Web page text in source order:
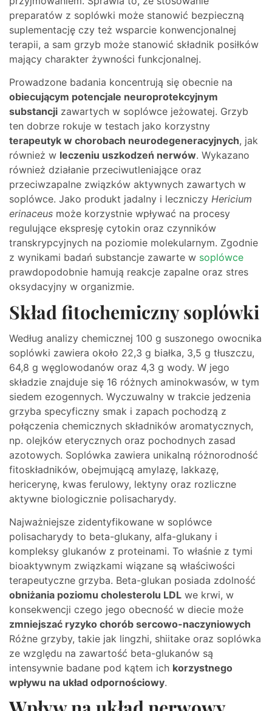
preparatów z soplówki może stanowić bezpieczną
suplementację czy też wsparcie konwencjonalnej
terapii, a sam grzyb może stanowić składnik posiłków
mający charakter żywności funkcjonalnej.
Prowadzone badania koncentrują się obecnie na
obiecującym potencjale neuroprotekcyjnym
substancji zawartych w soplówce jeżowatej. Grzyb
ten dobrze rokuje w testach jako korzystny
terapeutyk w chorobach neurodegeneracyjnych, jak
również w leczeniu uszkodzeń nerwów. Wykazano
również działanie przeciwutleniające oraz
przeciwzapalne związków aktywnych zawartych w
soplówce. Jako produkt jadalny i leczniczy Hericium
erinaceus może korzystnie wpływać na procesy
regulujące ekspresję cytokin oraz czynników
transkrypcyjnych na poziomie molekularnym. Zgodnie
z wynikami badań substancje zawarte w soplówce
prawdopodobnie hamują reakcje zapalne oraz stres
oksydacyjny w organizmie.
Skład fitochemiczny soplówki
Według analizy chemicznej 100 g suszonego owocnika
soplówki zawiera około 22,3 g białka, 3,5 g tłuszczu,
64,8 g węglowodanów oraz 4,3 g wody. W jego
składzie znajduje się 16 różnych aminokwasów, w tym
siedem ezogennych. Wyczuwalny w trakcie jedzenia
grzyba specyficzny smak i zapach pochodzą z
połączenia chemicznych składników aromatycznych,
np. olejków eterycznych oraz pochodnych zasad
azotowych. Soplówka zawiera unikalną różnorodność
fitoskładników, obejmującą amylazę, lakkazę,
hericerynę, kwas ferulowy, lektyny oraz rozliczne
aktywne biologicznie polisacharydy.
Najważniejsze zidentyfikowane w soplówce
polisacharydy to beta-glukany, alfa-glukany i
kompleksy glukanów z proteinami. To właśnie z tymi
bioaktywnym związkami wiązane są właściwości
terapeutyczne grzyba. Beta-glukan posiada zdolność
obniżania poziomu cholesterolu LDL we krwi, w
konsekwencji czego jego obecność w diecie może
zmniejszać ryzyko chorób sercowo-naczyniowych
Różne grzyby, takie jak lingzhi, shiitake oraz soplówka
ze względu na zawartość beta-glukanów są
intensywnie badane pod kątem ich korzystnego
wpływu na układ odpornościowy.